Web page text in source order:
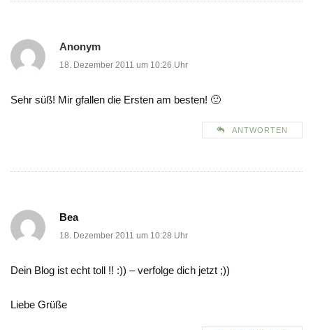
Anonym
18. Dezember 2011 um 10:26 Uhr
Sehr süß! Mir gfallen die Ersten am besten! 🙂
ANTWORTEN
Bea
18. Dezember 2011 um 10:28 Uhr
Dein Blog ist echt toll !! :)) – verfolge dich jetzt ;))
Liebe Grüße